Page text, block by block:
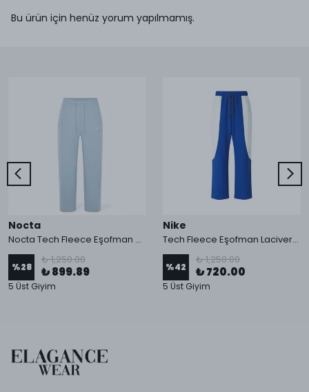
Bu ürün için henüz yorum yapılmamış.
Nocta
Nocta Tech Fleece Eşofman Açık Mavi Alt
%28
₺ 1,250.00
₺ 899.89
5 Üst Giyim
Nike
Tech Fleece Eşofman Lacivert Alt 2026 HQ
%42
₺ 1,250.00
₺ 720.00
5 Üst Giyim